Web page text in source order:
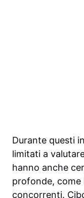
Durante questi
limitati a
hanno anche
profonde, come
concorrenti.